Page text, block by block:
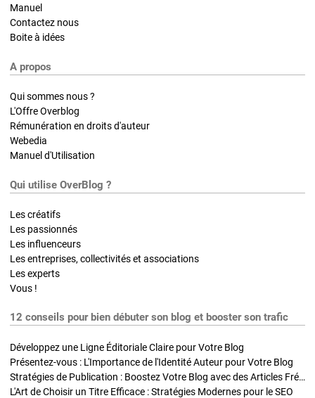
Manuel
Contactez nous
Boite à idées
A propos
Qui sommes nous ?
L'Offre Overblog
Rémunération en droits d'auteur
Webedia
Manuel d'Utilisation
Qui utilise OverBlog ?
Les créatifs
Les passionnés
Les influenceurs
Les entreprises, collectivités et associations
Les experts
Vous !
12 conseils pour bien débuter son blog et booster son trafic
Développez une Ligne Éditoriale Claire pour Votre Blog
Présentez-vous : L'Importance de l'Identité Auteur pour Votre Blog
Stratégies de Publication : Boostez Votre Blog avec des Articles Fréquents et Exclusifs
L'Art de Choisir un Titre Efficace : Stratégies Modernes pour le SEO